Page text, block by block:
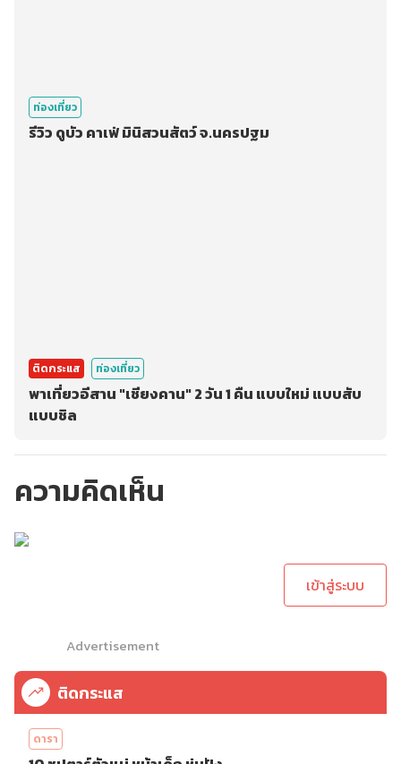
ท่องเที่ยว
รีวิว ดูบัว คาเฟ่ มินิสวนสัตว์ จ.นครปฐม
ติดกระแส ท่องเที่ยว
พาเที่ยวอีสาน "เชียงคาน" 2 วัน 1 คืน แบบใหม่ แบบสับ
แบบชิล
ความคิดเห็น
เข้าสู่ระบบ
Advertisement
ติดกระแส
ดารา